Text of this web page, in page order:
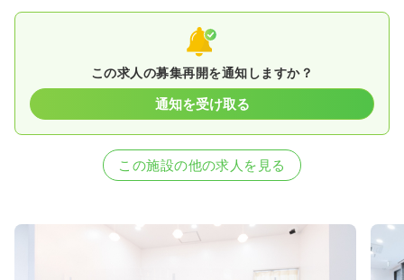
この求人の募集再開を通知しますか？
通知を受け取る
この施設の他の求人を見る